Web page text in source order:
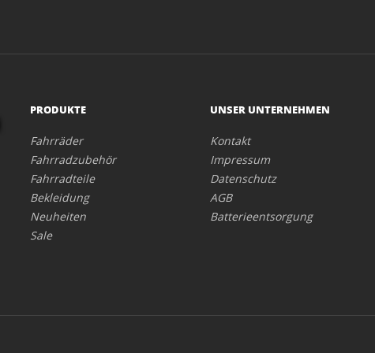
PRODUKTE
Fahrräder
Fahrradzubehör
Fahrradteile
Bekleidung
Neuheiten
Sale
UNSER UNTERNEHMEN
Kontakt
Impressum
Datenschutz
AGB
Batterieentsorgung